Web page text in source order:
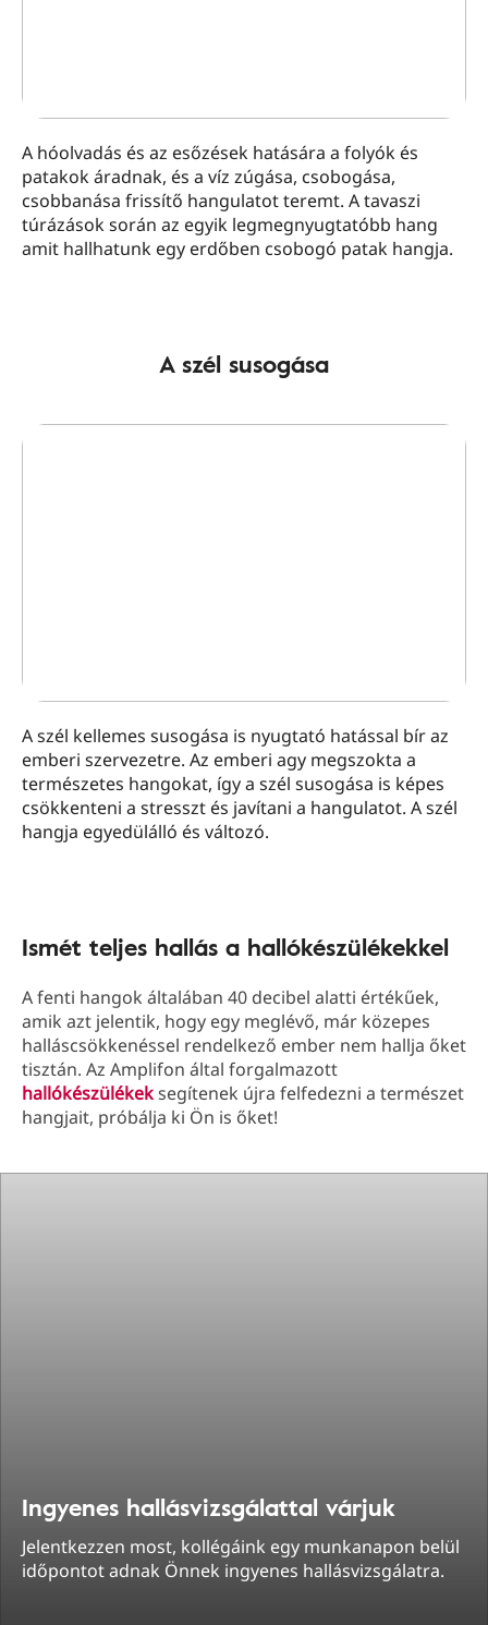
A hóolvadás és az esőzések hatására a folyók és
patakok áradnak, és a víz zúgása, csobogása,
csobbanása frissítő hangulatot teremt. A tavaszi
túrázások során az egyik legmegnyugtatóbb hang
amit hallhatunk egy erdőben csobogó patak hangja.
A szél susogása
A szél kellemes susogása is nyugtató hatással bír az
emberi szervezetre. Az emberi agy megszokta a
természetes hangokat, így a szél susogása is képes
csökkenteni a stresszt és javítani a hangulatot. A szél
hangja egyedülálló és változó.
Ismét teljes hallás a hallókészülékekkel
A fenti hangok általában 40 decibel alatti értékűek,
amik azt jelentik, hogy egy meglévő, már közepes
halláscsökkenéssel rendelkező ember nem hallja őket
tisztán. Az Amplifon által forgalmazott
hallókészülékeksegítenek újra felfedezni a természet
hangjait, próbálja ki Ön is őket!
Ingyenes hallásvizsgálattal várjuk
Jelentkezzen most, kollégáink egy munkanapon belül
időpontot adnak Önnek ingyenes hallásvizsgálatra.